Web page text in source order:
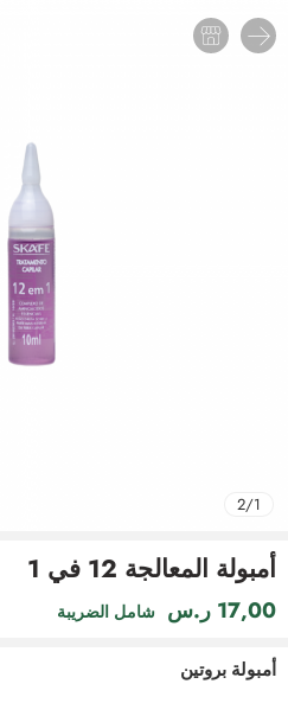
1
/
2
أمبولة المعالجة 12 في 1
17,00 ر.س شامل الضريبة
أمبولة بروتين